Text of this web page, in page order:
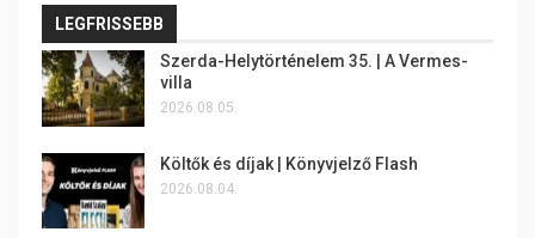
LEGFRISSEBB
Szerda-Helytörténelem 35. | A Vermes-
villa
2026.08.05.
Költők és díjak | Könyvjelző Flash
2026.08.04.